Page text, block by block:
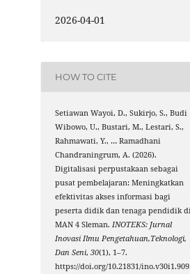
2026-04-01
HOW TO CITE
Setiawan Wayoi, D., Sukirjo, S., Budi
Wibowo, U., Bustari, M., Lestari, S.,
Rahmawati, Y., … Ramadhani
Chandraningrum, A. (2026).
Digitalisasi perpustakaan sebagai
pusat pembelajaran: Meningkatkan
efektivitas akses informasi bagi
peserta didik dan tenaga pendidik di
MAN 4 Sleman. INOTEKS: Jurnal
Inovasi Ilmu Pengetahuan,Teknologi,
Dan Seni,30(1), 1–7.
https://doi.org/10.21831/